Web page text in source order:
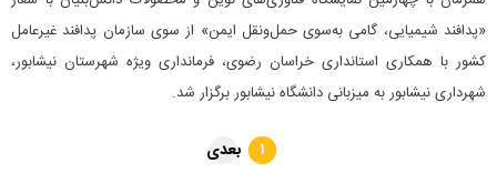
«پدافند شیمیایی، گامی به‌سوی حمل‌ونقل ایمن» از سوی سازمان پدافند غیرعامل
کشور با همکاری استانداری خراسان رضوی، فرمانداری ویژه شهرستان نیشابور،
شهرداری نیشابور به میزبانی دانشگاه نیشابور برگزار شد.
۱ بعدی